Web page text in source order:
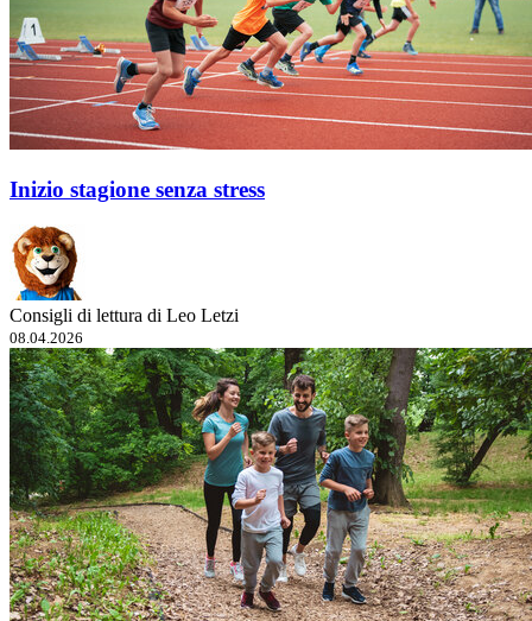
Inizio stagione senza stress
Consigli di lettura di Leo Letzi
08.04.2026